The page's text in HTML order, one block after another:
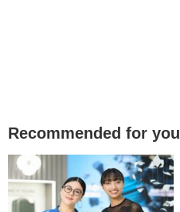
Recommended for you